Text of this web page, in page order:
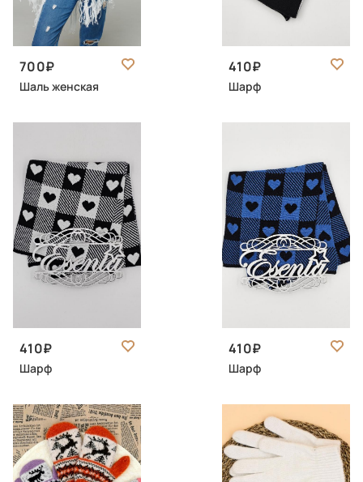
700
Шаль женская
410
Шарф
410
Шарф
410
Шарф